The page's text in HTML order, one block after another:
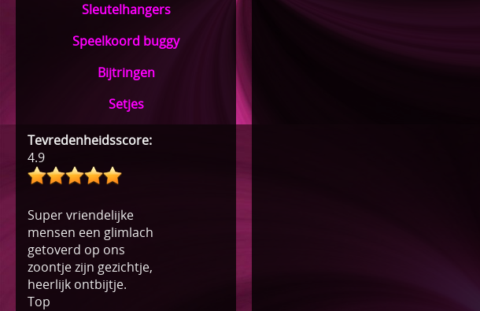
Sleutelhangers
Speelkoord buggy
Bijtringen
Setjes
Tevredenheidsscore:
4.9
Super vriendelijke
mensen een glimlach
getoverd op ons
zoontje zijn gezichtje,
heerlijk ontbijtje.
Top